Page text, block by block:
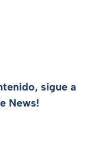
sigue a
News!